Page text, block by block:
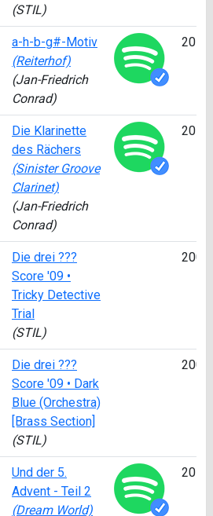
(STIL)
a-h-b-g#-Motiv
(Reiterhof)
(Jan-Friedrich
Conrad)
2015
Die Klarinette
des Rächers
(Sinister Groove
Clarinet)
(Jan-Friedrich
Conrad)
2014
Die drei ???
Score '09 •
Tricky Detective
Trial
(STIL)
2009
Die drei ???
Score '09 • Dark
Blue (Orchestra)
[Brass Section]
(STIL)
2009
Und der 5.
Advent - Teil 2
(Dream World)
2012